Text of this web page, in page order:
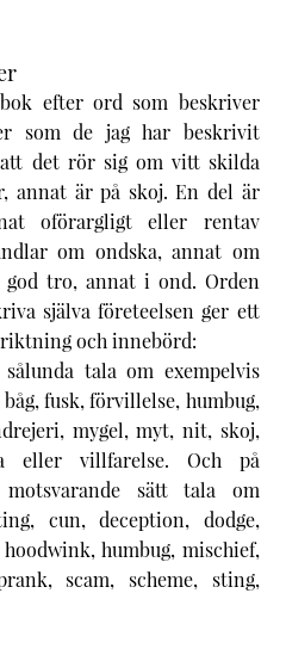
efter ord som beskriver
som de jag har beskrivit
det rör sig om vitt skilda
annat är på skoj. En del är
oförargligt eller rentav
om ondska, annat om
tro, annat i ond. Orden
själva företeelsen ger ett
och innebörd:
tala om exempelvis
fusk, förvillelse, humbug,
mygel, myt, nit, skoj,
eller villfarelse. Och på
sätt tala om
cun, deception, dodge,
humbug, mischief,
scam, scheme, sting,